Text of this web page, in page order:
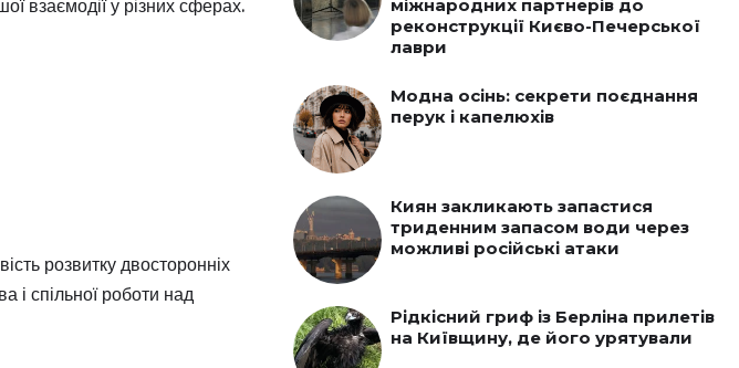
взаємодії у різних сферах.
розвитку двосторонніх
і спільної роботи над
міжнародних партнерів до
реконструкції Києво-Печерської
лаври
Модна осінь: секрети поєднання
перук і капелюхів
Киян закликають запастися
триденним запасом води через
можливі російські атаки
Рідкісний гриф із Берліна прилетів
на Київщину, де його урятували